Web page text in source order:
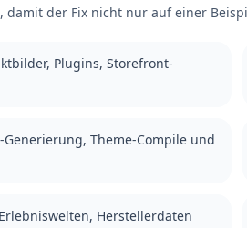
damit der Fix nicht nur auf einer
Plugins, Storefront-
Generierung, Theme-Compile und
Herstellerdaten